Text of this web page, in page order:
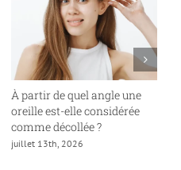
À partir de quel angle une
oreille est-elle considérée
comme décollée ?
juillet 13th, 2026